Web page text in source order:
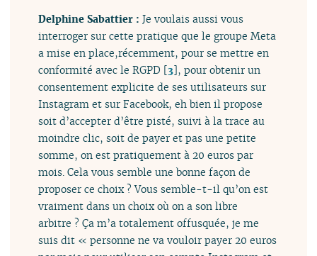
Delphine Sabattier :Je voulais aussi vous
interroger sur cette pratique que le groupe Meta
a mise en place,récemment, pour se mettre en
conformité avec le RGPD [3], pour obtenir un
consentement explicite de ses utilisateurs sur
Instagram et sur Facebook, eh bien il propose
soit d’accepter d’être pisté, suivi à la trace au
moindre clic, soit de payer et pas une petite
somme, on est pratiquement à 20 euros par
mois. Cela vous semble une bonne façon de
proposer ce choix ? Vous semble-t-il qu’on est
vraiment dans un choix où on a son libre
arbitre ? Ça m’a totalement offusquée, je me
suis dit « personne ne va vouloir payer 20 euros